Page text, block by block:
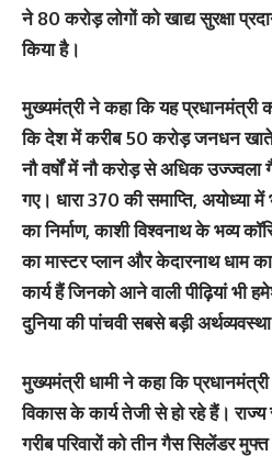
ने 80 करोड़ लोगों को खाद्य सुरक्षा
किया है।
मुख्यमंत्री ने कहा कि यह प्रधानमंत्री
कि देश में करीब 50 करोड़ जनधन
नौ वर्षों में नौ करोड़ से अधिक
गए। धारा 370 की समाप्ति, अयोध्या
का निर्माण, काशी विश्वनाथ के भव्य
का मास्टर प्लान और केदारनाथ धाम का
कार्य हैं जिनको आने वाली पीढ़ियां भी
दुनिया की पांचवी सबसे बड़ी
मुख्यमंत्री धामी ने कहा कि
विकास के कार्य तेजी से हो रहे हैं। राज्य
गरीब परिवारों को तीन गैस सिलेंडर